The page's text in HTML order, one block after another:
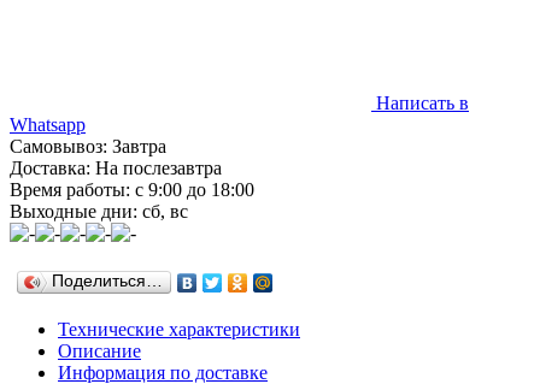
Написать в
Whatsapp
Самовывоз: Завтра
Доставка: На послезавтра
Время работы: с 9:00 до 18:00
Выходные дни: сб, вс
Поделиться…
Технические характеристики
Описание
Информация по доставке